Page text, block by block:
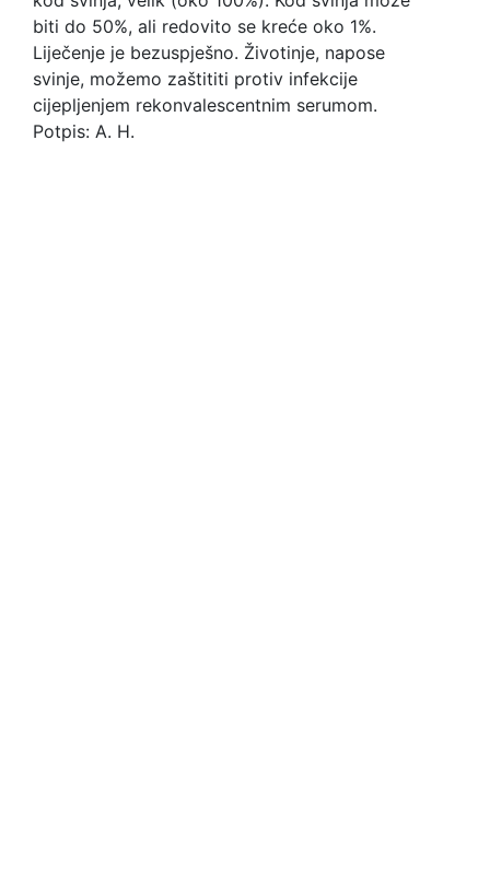
biti do 50%, ali redovito se kreće oko 1%.
Liječenje je bezuspješno. Životinje, napose
svinje, možemo zaštititi protiv infekcije
cijepljenjem rekonvalescentnim serumom.
Potpis: A. H.